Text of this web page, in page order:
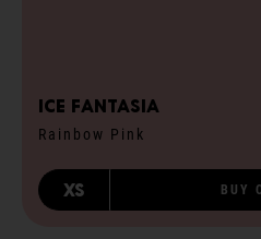
ICE fantasia
Rainbow Pink
XS BUY